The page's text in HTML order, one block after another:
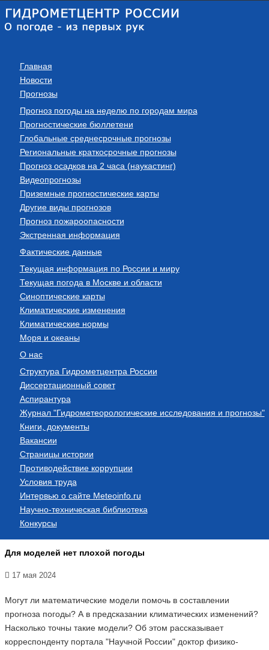
Главная
Новости
Прогнозы
Прогноз погоды на неделю по городам мира
Прогностические бюллетени
Глобальные среднесрочные прогнозы
Региональные краткосрочные прогнозы
Прогноз осадков на 2 часа (наукастинг)
Видеопрогнозы
Приземные прогностические карты
Другие виды прогнозов
Прогноз пожароопасности
Экстренная информация
Фактические данные
Текущая информация по России и миру
Текущая погода в Москве и области
Синоптические карты
Климатические изменения
Климатические нормы
Моря и океаны
О нас
Структура Гидрометцентра России
Диссертационный совет
Аспирантура
Журнал "Гидрометеорологические исследования и прогнозы"
Книги, документы
Вакансии
Страницы истории
Противодействие коррупции
Условия труда
Интервью о сайте Meteoinfo.ru
Научно-техническая библиотека
Конкурсы
Для моделей нет плохой погоды
17 мая 2024
Могут ли математические модели помочь в составлении
прогноза погоды? А в предсказании климатических изменений?
Насколько точны такие модели? Об этом рассказывает
корреспонденту портала "Научной России" доктор физико-